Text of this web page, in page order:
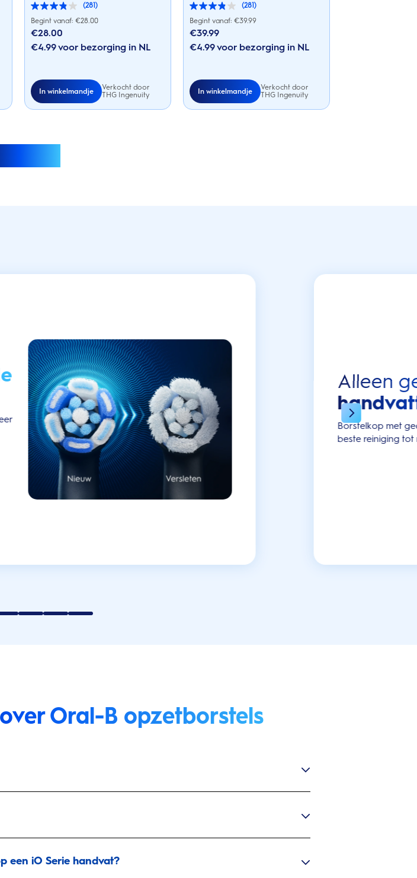
(281)
3.9
van
5
sterren.
Begint vanaf: €28.00
€28.00
€4.99 voor bezorging in NL
In winkelmandje
Verkocht door
THG Ingenuity
(281)
3.9
van
5
sterren.
Begint vanaf: €39.99
€39.99
€4.99 voor bezorging in NL
In winkelmandje
Verkocht door
THG Ingenuity
Alleen
Borstelkop met
beste reiniging tot
over Oral-B opzetborstels
een iO Serie handvat?